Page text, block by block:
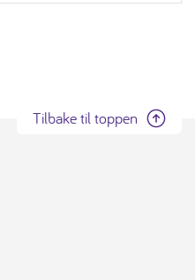
Tilbake til toppen